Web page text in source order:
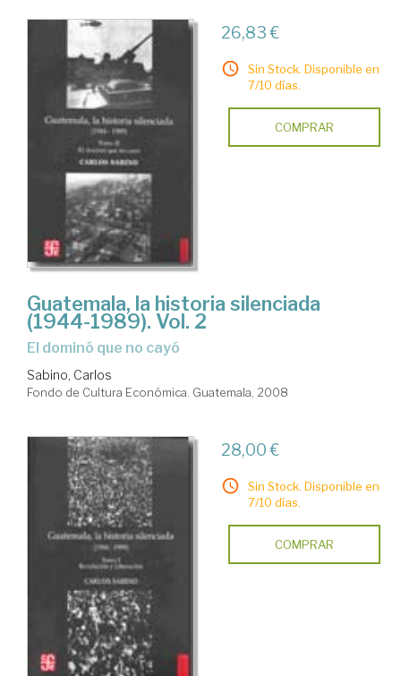
26,83 €
Sin Stock. Disponible en
7/10 días.
COMPRAR
Guatemala, la historia silenciada
(1944-1989). Vol. 2
El dominó que no cayó
Sabino, Carlos
Fondo de Cultura Económica. Guatemala, 2008
28,00 €
Sin Stock. Disponible en
7/10 días.
COMPRAR